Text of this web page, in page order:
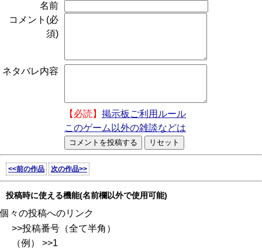
名前
コメント(必
須)
ネタバレ内容
【必読】 掲示板ご利用ルール
このゲーム以外の雑談などは
<<前の作品 次の作品>>
投稿時に使える機能(名前欄以外で使用可能)
個々の投稿へのリンク
>>投稿番号（全て半角）
（例） >>1